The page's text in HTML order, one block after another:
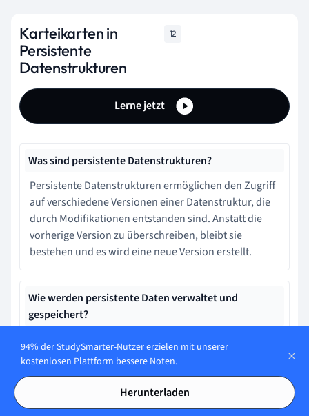
Karteikarten in
Persistente
Datenstrukturen
12
Lerne jetzt
Was sind persistente Datenstrukturen?
Persistente Datenstrukturen ermöglichen den Zugriff
auf verschiedene Versionen einer Datenstruktur, die
durch Modifikationen entstanden sind. Anstatt die
vorherige Version zu überschreiben, bleibt sie
bestehen und es wird eine neue Version erstellt.
Wie werden persistente Daten verwaltet und
gespeichert?
Persistente Datenstrukturen erfassen jede Änderung
als neue Version und halten Zeiger oder Referenzen
auf ältere Versionen. Sie nutzen den Speicher
effizient, da nur die geänderten Teile dupliziert
werden müssen.
94% der StudySmarter-Nutzer erzielen mit unserer
kostenlosen Plattform bessere Noten.
Herunterladen